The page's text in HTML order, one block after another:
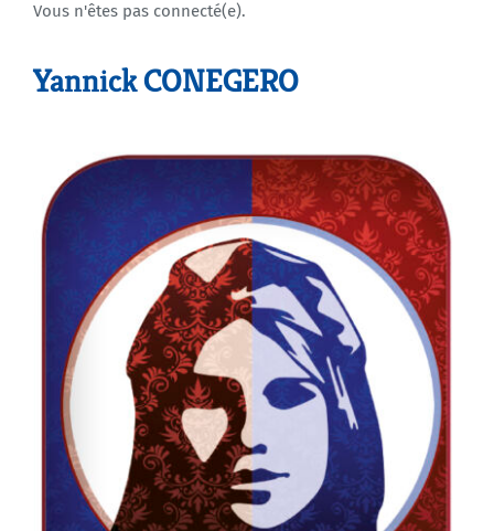
Agenda
Vous n'êtes pas connecté(e).
Yannick CONEGERO